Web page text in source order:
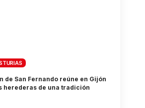
de San Fernando reúne en Gijón
herederas de una tradición